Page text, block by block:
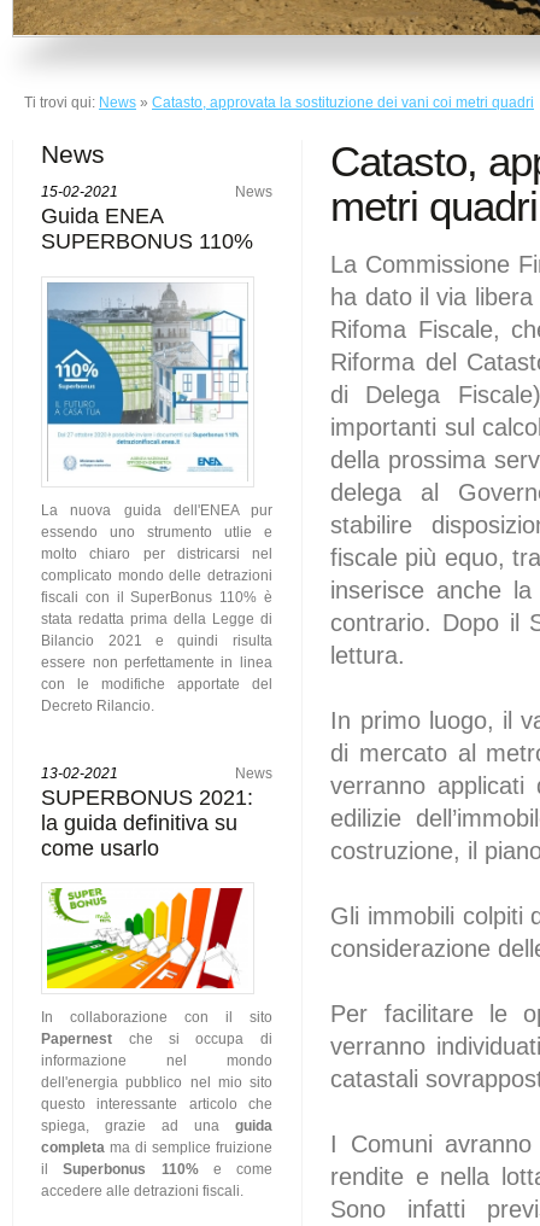
Ti trovi qui: News » Catasto, approvata la sostituzione dei vani coi metri quadri
News
News
15-02-2021
Guida ENEA
SUPERBONUS 110%
La nuova guida dell'ENEA pur
essendo uno strumento utlie e
molto chiaro per districarsi nel
complicato mondo delle detrazioni
fiscali con il SuperBonus 110% è
stata redatta prima della Legge di
Bilancio 2021 e quindi risulta
essere non perfettamente in linea
con le modifiche apportate del
Decreto Rilancio.
News
13-02-2021
SUPERBONUS 2021:
la guida definitiva su
come usarlo
In collaborazione con il sito
Papernest che si occupa di
informazione nel mondo
dell'energia pubblico nel mio sito
questo interessante articolo che
spiega, grazie ad una guida
completa ma di semplice fruizione
ilSuperbonus 110%e come
accedere alle detrazioni fiscali.
Catasto,
metri quadri
La Commissione
ha dato il via
Rifoma Fiscale,
Riforma del
di Delega
importanti sul
della prossima
delega al
stabilire
fiscale più equo,
inserisce anche
contrario. Dopo il
lettura.
In primo luogo, il
di mercato al
verranno applicati
edilizie
costruzione, il
Gli immobili colpiti
considerazione
Per facilitare le
verranno
catastali
I Comuni
rendite e nella
Sono infatti